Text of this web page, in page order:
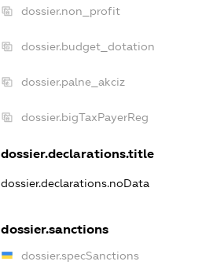
dossier.non_profit
dossier.budget_dotation
dossier.palne_akciz
dossier.bigTaxPayerReg
dossier.declarations.title
dossier.declarations.noData
dossier.sanctions
dossier.specSanctions